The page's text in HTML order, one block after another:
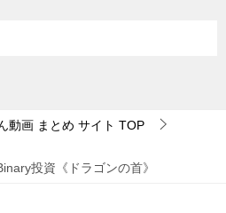
動画 まとめ サイト TOP
投資《ドラゴンの首》